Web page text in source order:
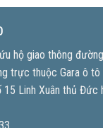
hộ giao thông đường
trực thuộc Gara ô tô
Linh Xuân thủ Đức